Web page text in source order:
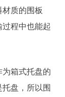
质的围板
程中也能起
箱式托盘的
盘，所以围